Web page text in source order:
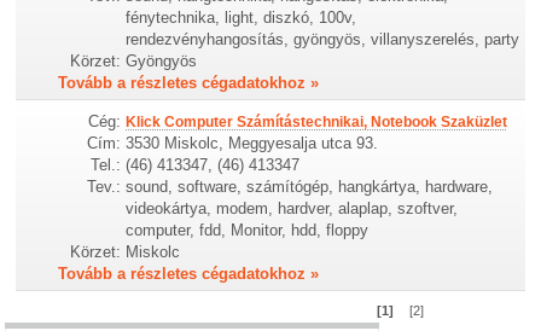
fénytechnika, light, diszkó, 100v,
rendezvényhangosítás, gyöngyös, villanyszerelés, party
Körzet: Gyöngyös
Tovább a részletes cégadatokhoz »
Cég: Klick Computer Számítástechnikai, Notebook Szaküzlet
Cím: 3530 Miskolc, Meggyesalja utca 93.
Tel.: (46) 413347, (46) 413347
Tev.: sound, software, számítógép, hangkártya, hardware,
videokártya, modem, hardver, alaplap, szoftver,
computer, fdd, Monitor, hdd, floppy
Körzet: Miskolc
Tovább a részletes cégadatokhoz »
[1] [2]